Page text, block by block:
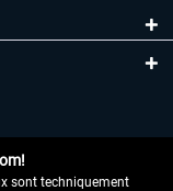
sont techniquement